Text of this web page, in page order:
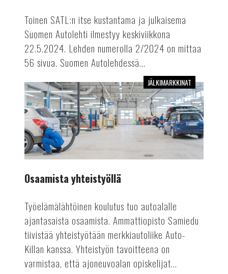
Toinen SATL:n itse kustantama ja julkaisema
Suomen Autolehti ilmestyy keskiviikkona
22.5.2024. Lehden numerolla 2/2024 on mittaa
56 sivua. Suomen Autolehdessä...
Osaamista
yhteistyöllä
JÄLKIMARKKINAT
Osaamista yhteistyöllä
Työelämälähtöinen koulutus tuo autoalalle
ajantasaista osaamista. Ammattiopisto Samiedu
tiivistää yhteistyötään merkkiautoliike Auto-
Killan kanssa. Yhteistyön tavoitteena on
varmistaa, että ajoneuvoalan opiskelijat...